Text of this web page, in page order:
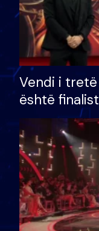
Vendi i
është